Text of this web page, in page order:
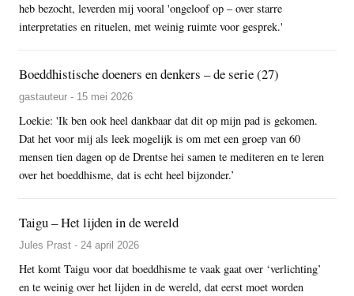
heb bezocht, leverden mij vooral 'ongeloof op – over starre
interpretaties en rituelen, met weinig ruimte voor gesprek.'
Boeddhistische doeners en denkers – de serie (27)
gastauteur - 15 mei 2026
Loekie: 'Ik ben ook heel dankbaar dat dit op mijn pad is gekomen.
Dat het voor mij als leek mogelijk is om met een groep van 60
mensen tien dagen op de Drentse hei samen te mediteren en te leren
over het boeddhisme, dat is echt heel bijzonder.’
Taigu – Het lijden in de wereld
Jules Prast - 24 april 2026
Het komt Taigu voor dat boeddhisme te vaak gaat over ‘verlichting’
en te weinig over het lijden in de wereld, dat eerst moet worden